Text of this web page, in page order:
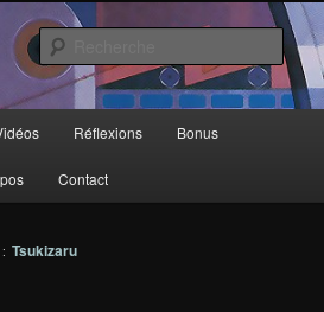
Réflexions Bonus
Contact
:Tsukizaru